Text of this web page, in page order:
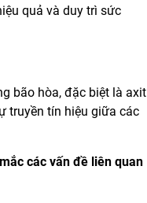
quả và duy trì sức
bão hòa, đặc biệt là axit
truyền tín hiệu giữa các
các vấn đề liên quan